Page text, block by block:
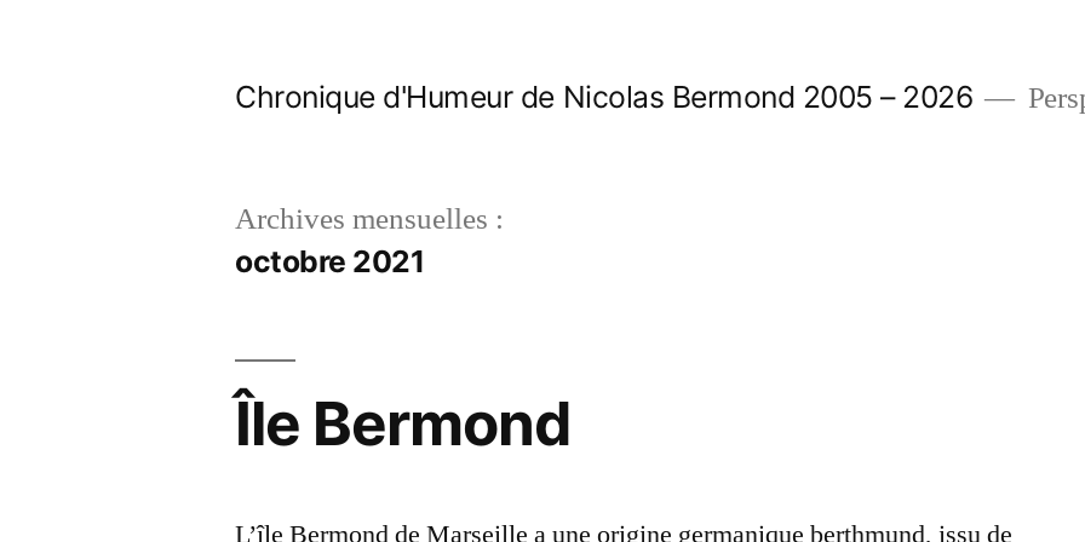
Chronique d'Humeur de Nicolas Bermond 2005 – 2026
Archives mensuelles :
octobre 2021
Île Bermond
L’île Bermond de Marseille a une origine germanique berthmund, issu de